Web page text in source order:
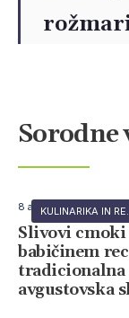
Sorodne
8 avgusta, 2026
Slivovi cmoki
babičinem
tradicionalna
avgustovska